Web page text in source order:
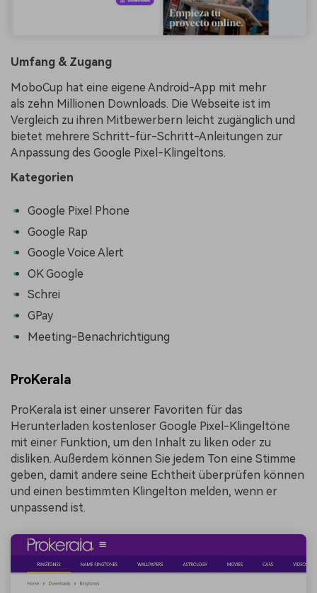
Umfang & Zugang
MoboCup hat eine eigene Android-App mit mehr
als zehn Millionen Downloads. Die Webseite ist im
Vergleich zu ihren Mitbewerbern leicht zugänglich und
bietet mehrere Schritt-für-Schritt-Anleitungen zur
Anpassung des Google Pixel-Klingeltons.
Kategorien
Google Pixel Phone
Google Rap
Google Voice Alert
OK Google
Schrei
GPay
Meeting-Benachrichtigung
ProKerala
ProKerala ist einer unserer Favoriten für das
Herunterladen kostenloser Google Pixel-Klingeltöne
mit einer Funktion, um den Inhalt zu liken oder zu
disliken. Außerdem können Sie jedem Ton eine Stimme
geben, damit andere seine Echtheit überprüfen können
und einen bestimmten Klingelton melden, wenn er
unpassend ist.